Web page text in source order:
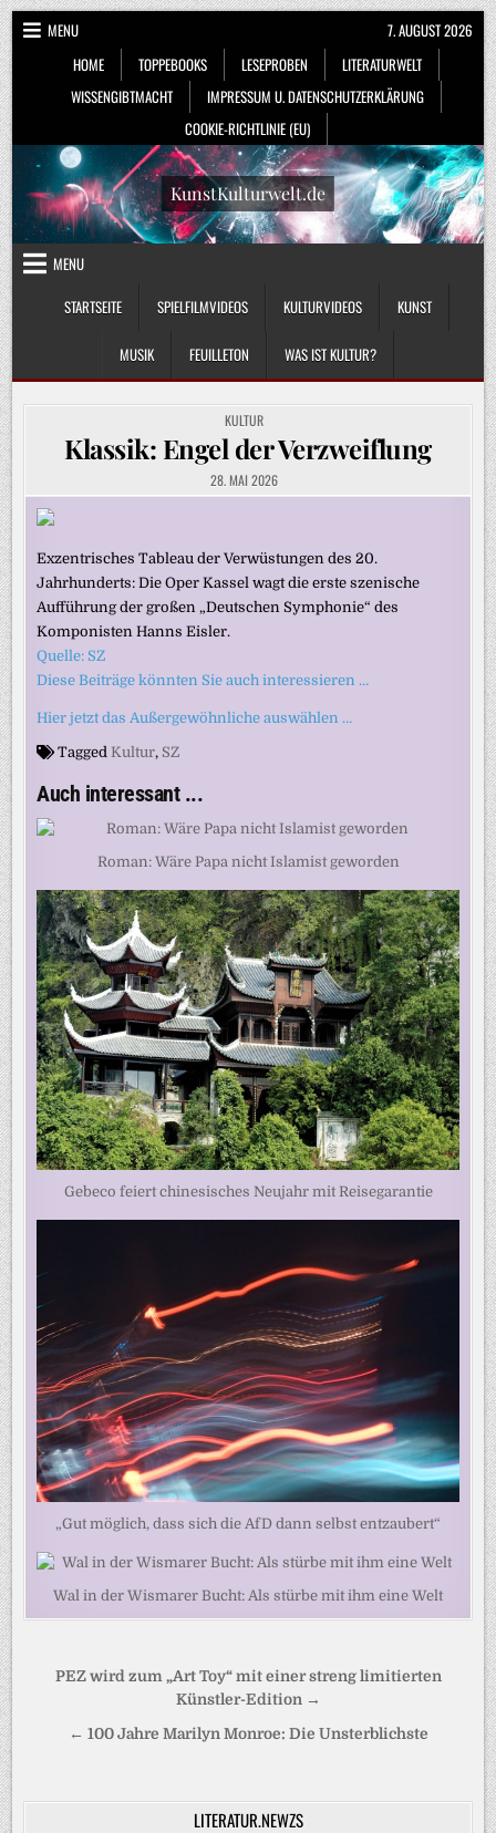
Skip
to
content
MENU
HOME
TOPPEBOOKS LESEPROBEN
LITERATURWELT
WISSENGIBTMACHT
IMPRESSUM U. DATENSCHUTZERKLÄRUNG
COOKIE-RICHTLINIE (EU)
7. AUGUST 2026
KunstKulturwelt.de
MENU
STARTSEITE
SPIELFILMVIDEOS KULTURVIDEOS KUNST
MUSIK FEUILLETON WAS IST KULTUR?
POSTED
IN
KULTUR
Klassik: Engel der Verzweiflung
28. MAI 2026
Exzentrisches Tableau der Verwüstungen des 20.
Jahrhunderts: Die Oper Kassel wagt die erste szenische
Aufführung der großen „Deutschen Symphonie“ des
Komponisten Hanns Eisler.
Quelle: SZ
Diese Beiträge könnten Sie auch interessieren …
Hier jetzt das Außergewöhnliche auswählen …
Tagged Kultur, SZ
Auch interessant ...
Roman: Wäre Papa nicht Islamist geworden
Gebeco feiert chinesisches Neujahr mit Reisegarantie
„Gut möglich, dass sich die AfD dann selbst entzaubert“
Wal in der Wismarer Bucht: Als stürbe mit ihm eine Welt
Beitragsnavigation
PEZ wird zum „Art Toy“ mit einer streng limitierten
Künstler-Edition →
← 100 Jahre Marilyn Monroe: Die Unsterblichste
LITERATUR.NEWZS